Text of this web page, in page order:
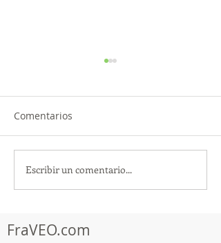
TourTravelynByFraveo
participó en la
Comentarios
Escribir un comentario...
FraVEO.com